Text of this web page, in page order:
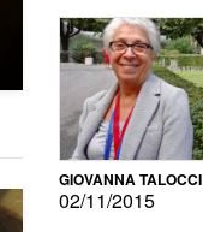
GIOVANNA TALOCCI
02/11/2015